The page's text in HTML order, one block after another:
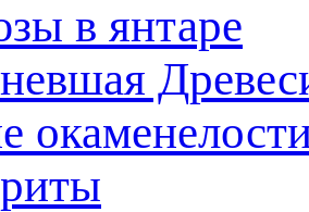
в янтаре